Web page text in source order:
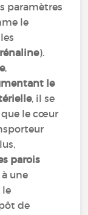
paramètres
le
).
,
le
, il se
que le cœur
parois
une
le
de